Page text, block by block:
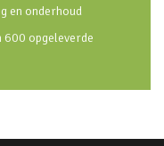
en onderhoud
600 opgeleverde